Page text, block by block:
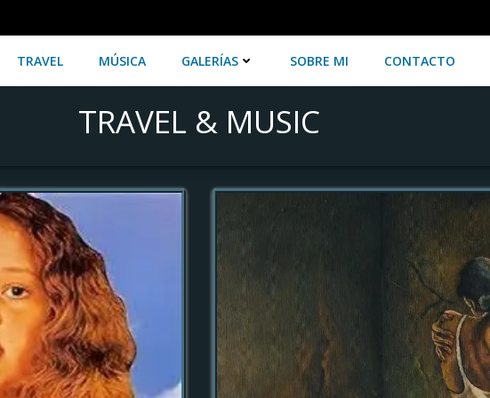
TRAVEL MÚSICA GALERÍAS SOBRE MI CONTACTO
TRAVEL & MUSIC